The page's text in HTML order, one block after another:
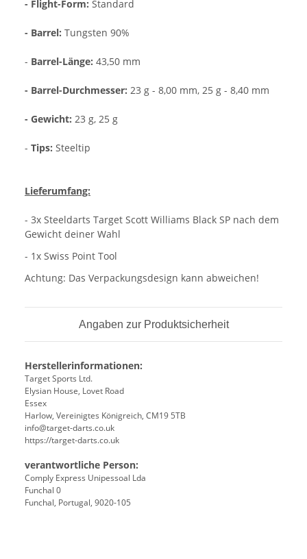
- Flight-Form: Standard
- Barrel: Tungsten 90%
- Barrel-Länge: 43,50 mm
- Barrel-Durchmesser: 23 g - 8,00 mm, 25 g - 8,40 mm
- Gewicht: 23 g, 25 g
- Tips: Steeltip
Lieferumfang:
- 3x Steeldarts Target Scott Williams Black SP nach dem
Gewicht deiner Wahl
- 1x Swiss Point Tool
Achtung: Das Verpackungsdesign kann abweichen!
Angaben zur Produktsicherheit
Herstellerinformationen:
Target Sports Ltd.
Elysian House, Lovet Road
Essex
Harlow, Vereinigtes Königreich, CM19 5TB
info@target-darts.co.uk
https://target-darts.co.uk
verantwortliche Person:
Comply Express Unipessoal Lda
Funchal 0
Funchal, Portugal, 9020-105